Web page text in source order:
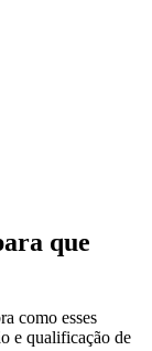
que
como esses
e qualificação de